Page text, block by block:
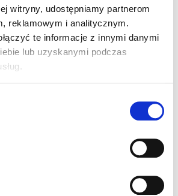
witryny, udostępniamy partnerom
reklamowym i analitycznym.
te informacje z innymi danymi
lub uzyskanymi podczas